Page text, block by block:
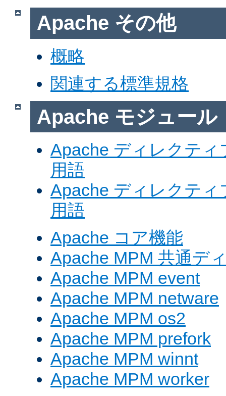
Apache その他
概略
関連する標準規格
Apache モジュール
Apache ディレクテ
用語
Apache ディレクテ
用語
Apache コア機能
Apache MPM 共通デ
Apache MPM event
Apache MPM netware
Apache MPM os2
Apache MPM prefork
Apache MPM winnt
Apache MPM worker